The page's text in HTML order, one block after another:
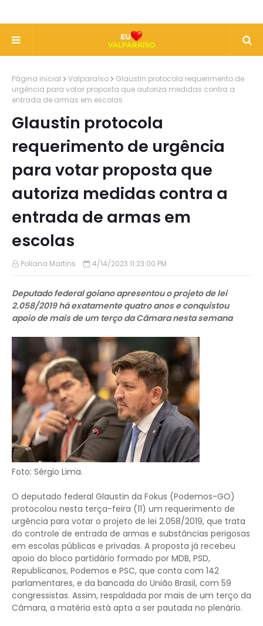
Página inicial Valparaíso
Glaustin protocola requerimento de
urgência para votar proposta que autoriza medidas contra a
entrada de armas em escolas
Glaustin protocola
requerimento de urgência
para votar proposta que
autoriza medidas contra a
entrada de armas em
escolas
Poliana Martins 4/14/2023 11:23:00 PM
Deputado federal goiano apresentou o projeto de lei
2.058/2019 há exatamente quatro anos e conquistou
apoio de mais de um terço da Câmara nesta semana
Foto: Sérgio Lima.
O deputado federal Glaustin da Fokus (Podemos-GO)
protocolou nesta terça-feira (11) um requerimento de
urgência para votar o projeto de lei 2.058/2019, que trata
do controle de entrada de armas e substâncias perigosas
em escolas públicas e privadas. A proposta já recebeu
apoio do bloco partidário formado por MDB, PSD,
Republicanos, Podemos e PSC, que conta com 142
parlamentares, e da bancada do União Brasil, com 59
congressistas. Assim, respaldada por mais de um terço da
Câmara, a matéria está apta a ser pautada no plenário.